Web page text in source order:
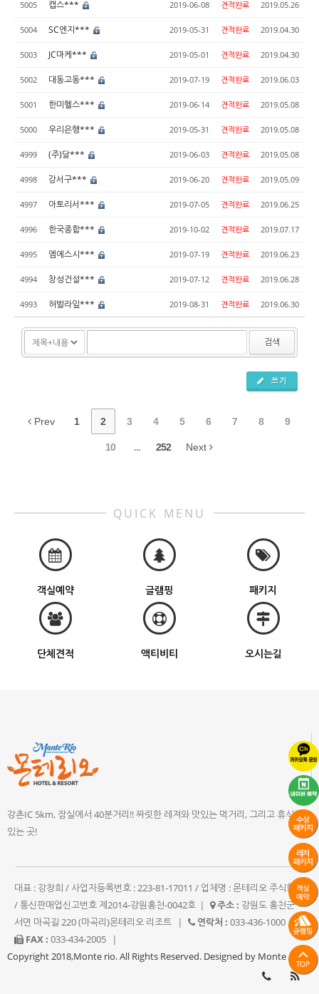
5005 캡스*** 2019-06-08 견적완료 2019.05.26
5004 SC엔지*** 2019-05-31 견적완료 2019.04.30
5003 JC마케*** 2019-05-01 견적완료 2019.04.30
5002 대동고동*** 2019-07-19 견적완료 2019.06.03
5001 한미헬스*** 2019-06-14 견적완료 2019.05.08
5000 우리은행*** 2019-05-31 견적완료 2019.05.08
4999 (주)달*** 2019-06-03 견적완료 2019.05.08
4998 강서구*** 2019-06-20 견적완료 2019.05.09
4997 아토리서*** 2019-07-05 견적완료 2019.06.25
4996 한국종합*** 2019-10-02 견적완료 2019.07.17
4995 엠에스시*** 2019-07-19 견적완료 2019.06.23
4994 창성건설*** 2019-07-12 견적완료 2019.06.28
4993 허벌라잎*** 2019-08-31 견적완료 2019.06.30
검색
쓰기
Prev 1 2 3 4 5 6 7 8 9
10 ... 252 Next
QUICK MENU
객실예약 글램핑 패키지
단체견적 액티비티 오시는길
강촌IC 5km, 잠실에서 40분거리!! 짜릿한 레져와 맛있는 먹거리, 그리고 휴식이
있는 곳!
대표 : 강창희 / 사업자등록번호 : 223-81-17011 / 업체명 : 몬테리오 주식회사
/ 통신판매업신고번호 제2014-강원홍천-0042호 | 주소 : 강원도 홍천군
서면 마곡길 220 (마곡리)몬테리오 리조트
| 연락처 : 033-436-1000
|
FAX : 033-434-2005
|
Copyright 2018,Monte rio. All Rights Reserved. Designed by Monte rio.